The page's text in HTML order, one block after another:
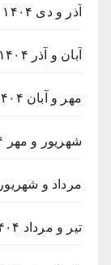
آذر و دی ۱۴۰۴
آبان و آذر ۱۴۰۴
مهر و آبان ۱۴۰۴
شهریور و مهر ۱۴۰۴
مرداد و شهریور ۱۴۰۴
تیر و مرداد ۱۴۰۴